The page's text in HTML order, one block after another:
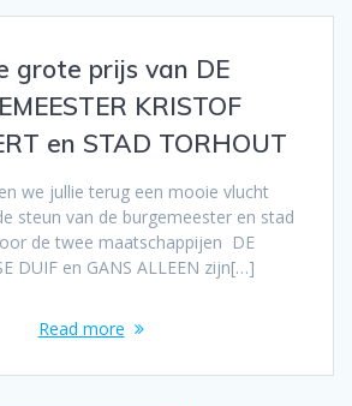
grote prijs van DE
KRISTOF
en STAD TORHOUT
we jullie terug een mooie vlucht
steun van de burgemeester en stad
de twee maatschappijen DE
DUIF en GANS ALLEEN zijn[…]
Read more